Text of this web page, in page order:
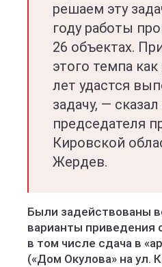
решаем эту
году работы
26 объектах.
этого темпа как
лет удастся
задачу, —
председателя
Кировской
Жердев.
Были задействованы
варианты приведения
в том числе сдача в
(«Дом Окулова» на ул.